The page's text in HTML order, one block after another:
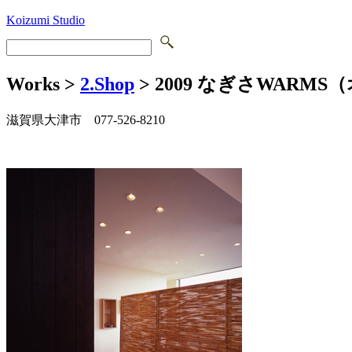
Koizumi Studio
Works > 2.Shop > 2009 なぎさWARMS
滋賀県大津市 077-526-8210